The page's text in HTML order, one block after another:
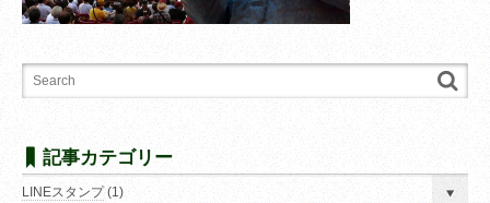
記事カテゴリー
LINEスタンプ(1)